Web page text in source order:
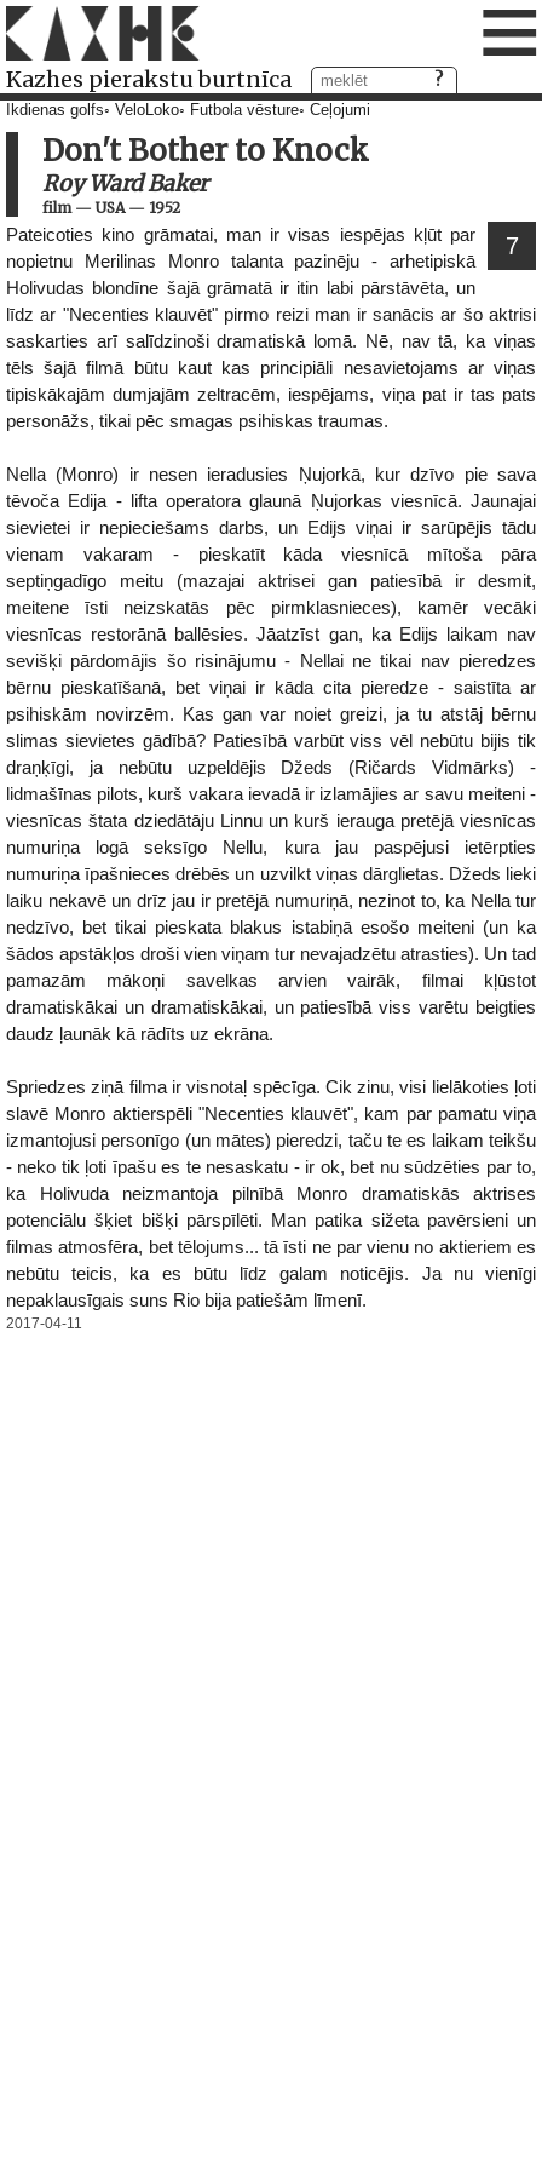
Kazhes pierakstu burtnīca ≡
Ikdienas golfs VeloLoko Futbola vēsture Ceļojumi
Don't Bother to Knock
Roy Ward Baker
film— USA— 1952
7
Pateicoties kino grāmatai, man ir visas iespējas kļūt par
nopietnu Merilinas Monro talanta pazinēju - arhetipiskā
Holivudas blondīne šajā grāmatā ir itin labi pārstāvēta, un
līdz ar "Necenties klauvēt" pirmo reizi man ir sanācis ar šo aktrisi
saskarties arī salīdzinoši dramatiskā lomā. Nē, nav tā, ka viņas
tēls šajā filmā būtu kaut kas principiāli nesavietojams ar viņas
tipiskākajām dumjajām zeltracēm, iespējams, viņa pat ir tas pats
personāžs, tikai pēc smagas psihiskas traumas.
Nella (Monro) ir nesen ieradusies Ņujorkā, kur dzīvo pie sava
tēvoča Edija - lifta operatora glaunā Ņujorkas viesnīcā. Jaunajai
sievietei ir nepieciešams darbs, un Edijs viņai ir sarūpējis tādu
vienam vakaram - pieskatīt kāda viesnīcā mītoša pāra
septiņgadīgo meitu (mazajai aktrisei gan patiesībā ir desmit,
meitene īsti neizskatās pēc pirmklasnieces), kamēr vecāki
viesnīcas restorānā ballēsies. Jāatzīst gan, ka Edijs laikam nav
sevišķi pārdomājis šo risinājumu - Nellai ne tikai nav pieredzes
bērnu pieskatīšanā, bet viņai ir kāda cita pieredze - saistīta ar
psihiskām novirzēm. Kas gan var noiet greizi, ja tu atstāj bērnu
slimas sievietes gādībā? Patiesībā varbūt viss vēl nebūtu bijis tik
draņķīgi, ja nebūtu uzpeldējis Džeds (Ričards Vidmārks) -
lidmašīnas pilots, kurš vakara ievadā ir izlamājies ar savu meiteni -
viesnīcas štata dziedātāju Linnu un kurš ierauga pretējā viesnīcas
numuriņa logā seksīgo Nellu, kura jau paspējusi ietērpties
numuriņa īpašnieces drēbēs un uzvilkt viņas dārglietas. Džeds lieki
laiku nekavē un drīz jau ir pretējā numuriņā, nezinot to, ka Nella tur
nedzīvo, bet tikai pieskata blakus istabiņā esošo meiteni (un ka
šādos apstākļos droši vien viņam tur nevajadzētu atrasties). Un tad
pamazām mākoņi savelkas arvien vairāk, filmai kļūstot
dramatiskākai un dramatiskākai, un patiesībā viss varētu beigties
daudz ļaunāk kā rādīts uz ekrāna.
Spriedzes ziņā filma ir visnotaļ spēcīga. Cik zinu, visi lielākoties ļoti
slavē Monro aktierspēli "Necenties klauvēt", kam par pamatu viņa
izmantojusi personīgo (un mātes) pieredzi, taču te es laikam teikšu
- neko tik ļoti īpašu es te nesaskatu - ir ok, bet nu sūdzēties par to,
ka Holivuda neizmantoja pilnībā Monro dramatiskās aktrises
potenciālu šķiet bišķi pārspīlēti. Man patika sižeta pavērsieni un
filmas atmosfēra, bet tēlojums... tā īsti ne par vienu no aktieriem es
nebūtu teicis, ka es būtu līdz galam noticējis. Ja nu vienīgi
nepaklausīgais suns Rio bija patiešām līmenī.
2017-04-11